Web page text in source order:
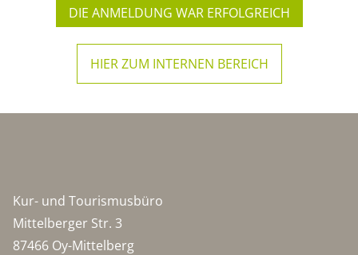
DIE ANMELDUNG WAR ERFOLGREICH
HIER ZUM INTERNEN BEREICH
Kur- und Tourismusbüro
Mittelberger Str. 3
87466 Oy-Mittelberg